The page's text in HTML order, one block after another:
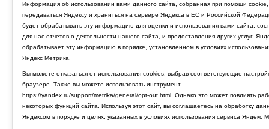
Информация об использовании вами данного сайта, собранная при помощи cookie,
передаваться Яндексу и храниться на сервере Яндекса в ЕС и Российской
будет обрабатывать эту информацию для оценки и использования вами сайта,
для нас отчетов о деятельности нашего сайта, и предоставления других услуг.
обрабатывает эту информацию в порядке, установленном в условиях
Яндекс Метрика.
Вы можете отказаться от использования cookies, выбрав соответствующие
браузере. Также вы можете использовать инструмент –
https://yandex.ru/support/metrika/general/opt-out.html. Однако это может повлиять
некоторых функций сайта. Используя этот сайт, вы соглашаетесь на обработку
Яндексом в порядке и целях, указанных в условиях использования сервиса Яндекс